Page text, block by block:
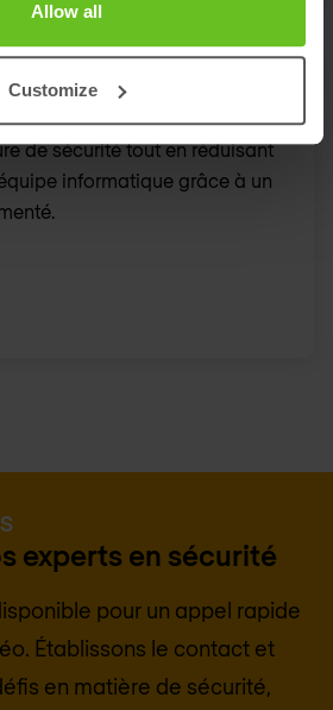
Allow all
Customize
services
de sécurité tout en réduisant
informatique grâce à un
experts en sécurité
pour un appel rapide
Établissons le contact et
en matière de sécurité,